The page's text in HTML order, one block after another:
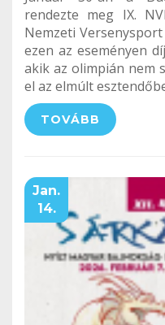
rendezte meg IX.
Nemzeti
ezen az eseményen
akik az olimpián nem
el az elmúlt
TOVÁBB
Jan.
14.